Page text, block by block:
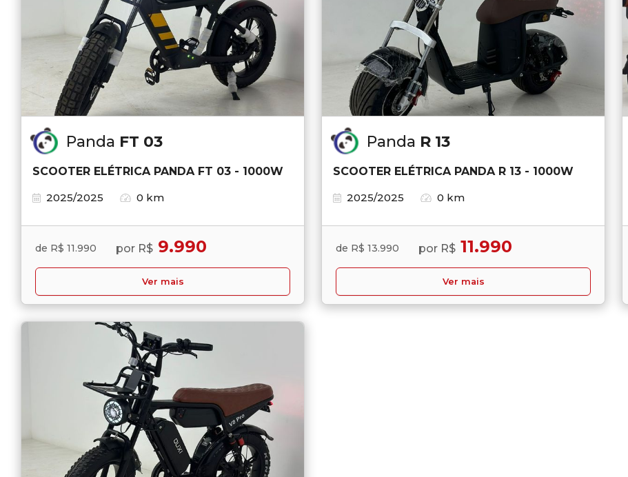
Panda FT 03
SCOOTER ELÉTRICA PANDA FT 03 - 1000W
2025/2025
0 km
de R$ 11.990 por R$ 9.990
Ver mais
Panda R 13
SCOOTER ELÉTRICA PANDA R 13 - 1000W
2025/2025
0 km
de R$ 13.990 por R$ 11.990
Ver mais